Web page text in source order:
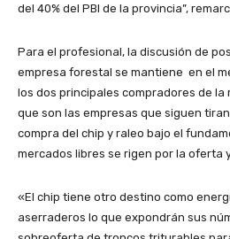
del 40% del PBI de la provincia”,
Para el profesional, la discusión de
empresa forestal se mantiene en el
los dos principales compradores de
que son las empresas que siguen
compra del chip y raleo bajo el
mercados libres se rigen por la oferta
«El chip tiene otro destino como
aserraderos lo que expondrán sus